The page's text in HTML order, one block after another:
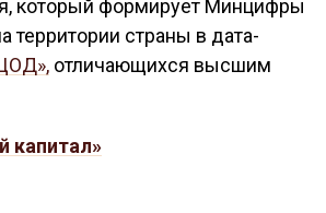
который формирует Минцифры
страны в дата-
отличающихся высшим
капитал»